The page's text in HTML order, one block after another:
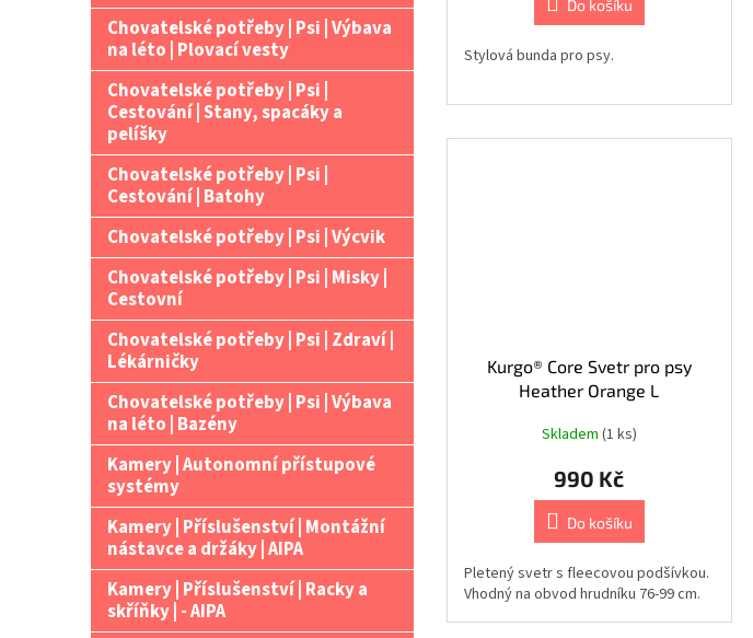
Chovatelské potřeby | Psi | Výbava
na léto | Plovací vesty
Chovatelské potřeby | Psi |
Cestování | Stany, spacáky a
pelíšky
Chovatelské potřeby | Psi |
Cestování | Batohy
Chovatelské potřeby | Psi | Výcvik
Chovatelské potřeby | Psi | Misky |
Cestovní
Chovatelské potřeby | Psi | Zdraví |
Lékárničky
Chovatelské potřeby | Psi | Výbava
na léto | Bazény
Kamery | Autonomní přístupové
systémy
Kamery | Příslušenství | Montážní
nástavce a držáky | AIPA
Kamery | Příslušenství | Racky a
skříňky | - AIPA
Do košíku
Stylová bunda pro psy.
Kurgo® Core Svetr pro psy
Heather Orange L
Skladem (1 ks)
990 Kč
Do košíku
Pletený svetr s fleecovou podšívkou.
Vhodný na obvod hrudníku 76-99 cm.